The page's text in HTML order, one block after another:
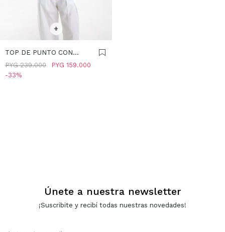
SELECCIONAR TALLE
+
TOP DE PUNTO CON
CUELLO V - MOSTAZA
PYG 159.000
PYG 239.000
33
Únete a nuestra newsletter
¡Suscribite y recibí todas nuestras novedades!